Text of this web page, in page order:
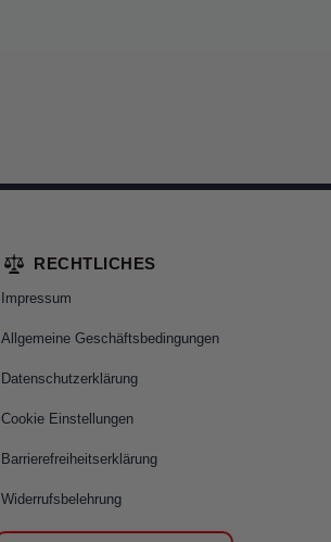
RECHTLICHES
Impressum
Allgemeine Geschäftsbedingungen
Datenschutzerklärung
Cookie Einstellungen
Barrierefreiheitserklärung
Widerrufsbelehrung